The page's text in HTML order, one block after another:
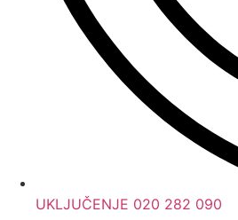
UKLJUČENJE 020 282 090